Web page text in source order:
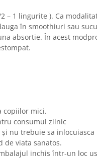
– 1 lingurite ). Ca
în smoothiuri sau
absortie. În acest
copiilor mici.
consumul zilnic
nu trebuie sa inlocuiasca
de viata sanatos.
inchis într-un loc